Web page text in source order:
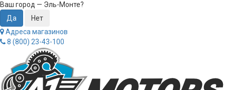
Ваш город — Эль-Монте?
Адреса магазинов
8 (800) 23-43-100